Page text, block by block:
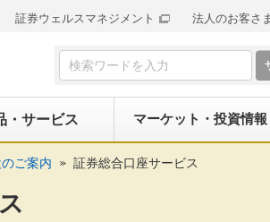
証券ウェルスマネジメント 法人のお客さま
検索フォーム
・サービス マーケット・投資情報
ご案内 証券総合口座サービス